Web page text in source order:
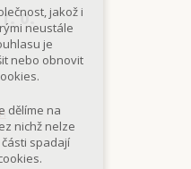
o.
webu
jakož i
neustále
je
nebo obnovit
dělíme na
nichž nelze
spadají